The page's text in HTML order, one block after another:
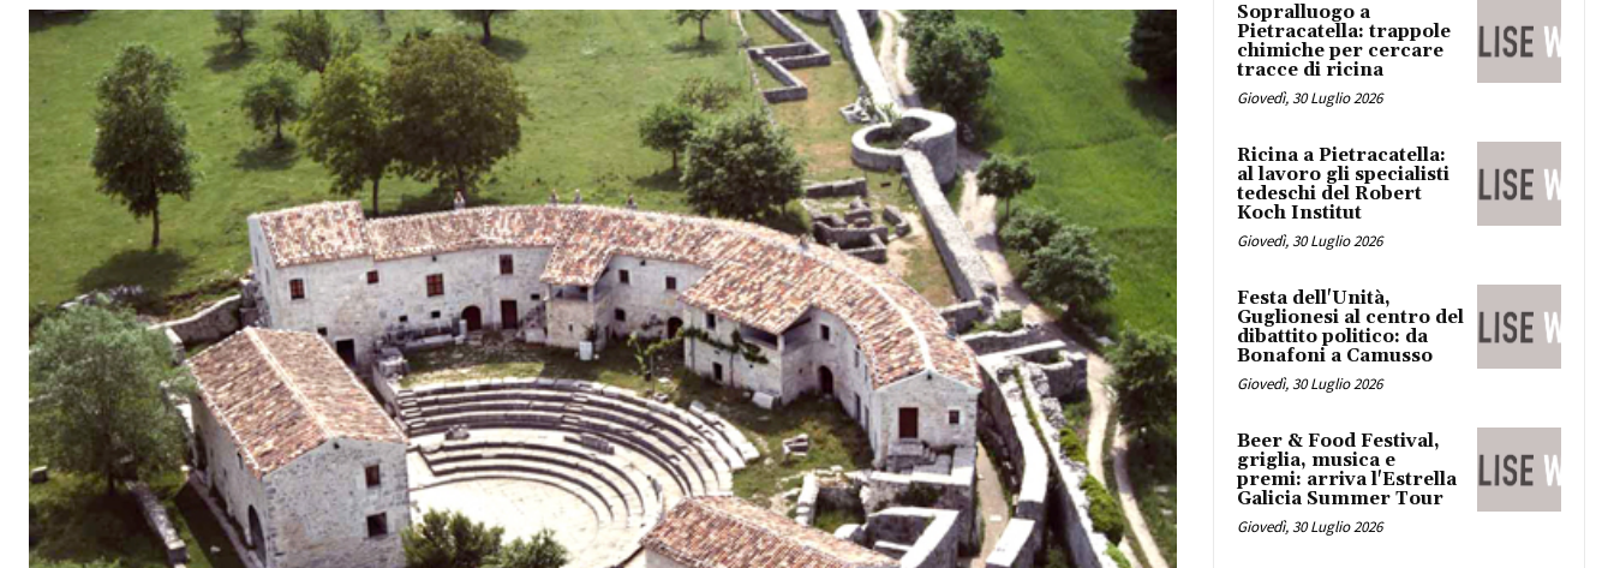
Sopralluogo a
Pietracatella: trappole
chimiche per cercare
tracce di ricina
Giovedì, 30 Luglio 2026
Ricina a Pietracatella:
al lavoro gli specialisti
tedeschi del Robert
Koch Institut
Giovedì, 30 Luglio 2026
Festa dell'Unità,
Guglionesi al centro del
dibattito politico: da
Bonafoni a Camusso
Giovedì, 30 Luglio 2026
Beer & Food Festival,
griglia, musica e
premi: arriva l'Estrella
Galicia Summer Tour
Giovedì, 30 Luglio 2026